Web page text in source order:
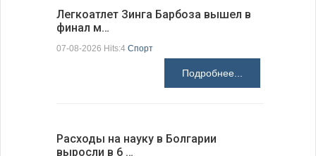
Легкоатлет Зинга Барбоза вышел в
финал м…
07-08-2026 Hits:4 Спорт
Подробнее...
Расходы на науку в Болгарии
выросли в 6 …